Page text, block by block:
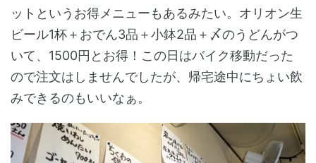
ットというお得メニューもあるみたい。オリオン生
ビール1杯＋おでん3品＋小鉢2品＋〆のうどんがつ
いて、1500円とお得！この日はバイク移動だった
ので注文はしませんでしたが、帰宅途中にちょい飲
みできるのもいいなぁ。